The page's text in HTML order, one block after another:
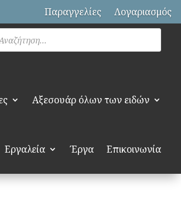
Παραγγελίες
Λογαριασμός
Αξεσουάρ όλων των ειδών
Εργαλεία Έργα Επικοινωνία